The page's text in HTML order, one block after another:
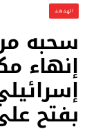
الهدهد
سحبه
إنهاء
بفتح